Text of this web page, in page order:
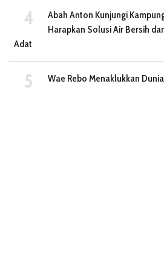
Abah Anton Kunjungi
Harapkan Solusi Air Bersih
Adat
Wae Rebo Menaklukkan Dunia